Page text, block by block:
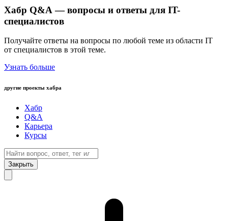
Хабр Q&A — вопросы и ответы для IT-
специалистов
Получайте ответы на вопросы по любой теме из области IT
от специалистов в этой теме.
Узнать больше
другие проекты хабра
Хабр
Q&A
Карьера
Курсы
Закрыть